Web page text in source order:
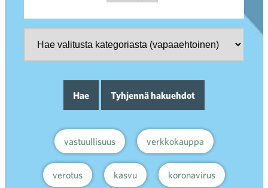
Hae Tyhjennä hakuehdot
vastuullisuus verkkokauppa
verotus kasvu koronavirus